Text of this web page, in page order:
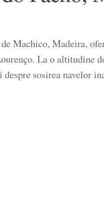
Machico, Madeira,
La o altitudine
sosirea navelor